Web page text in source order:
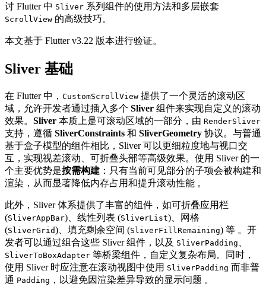
讨 Flutter 中 Sliver 系列组件的使用方法和多层嵌套
ScrollView 的高级技巧。
本文基于 Flutter v3.22 版本进行验证。
Sliver 基础
在 Flutter 中， CustomScrollView 提供了一个灵活的滚动区
域，允许开发者通过插入多个 Sliver 组件来实现自定义的滚动
效果。 Sliver 本质上是可滚动区域的一部分，由 RenderSliver
支持，遵循 SliverConstraints 和 SliverGeometry 协议。与普通
基于盒子模型的组件相比，Sliver 可以更细粒度地与视口交
互，实现视差滚动、可折叠头部等高级效果。使用 Sliver 的一
个主要优势是按需构建 ：只有当前可见部分的子项会被构建和
渲染，从而显著降低内存占用和提升滚动性能 。
此外，Sliver 体系提供了丰富的组件，如可折叠应用栏
(SliverAppBar)、线性列表 (SliverList)、网格
(SliverGrid)、填充剩余空间 (SliverFillRemaining) 等 。开
发者可以通过组合这些 Sliver 组件，以及 SliverPadding
SliverToBoxAdapter 等桥梁组件，自定义复杂布局。同时，
使用 Sliver 时应注意在滚动视图中使用 SliverPadding 而非普
通 Padding ，以避免因渲染差异导致的显示问题 。